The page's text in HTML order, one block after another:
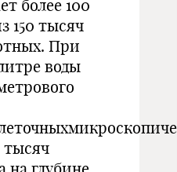
более 100
150 тысяч
При
воды
тысяч